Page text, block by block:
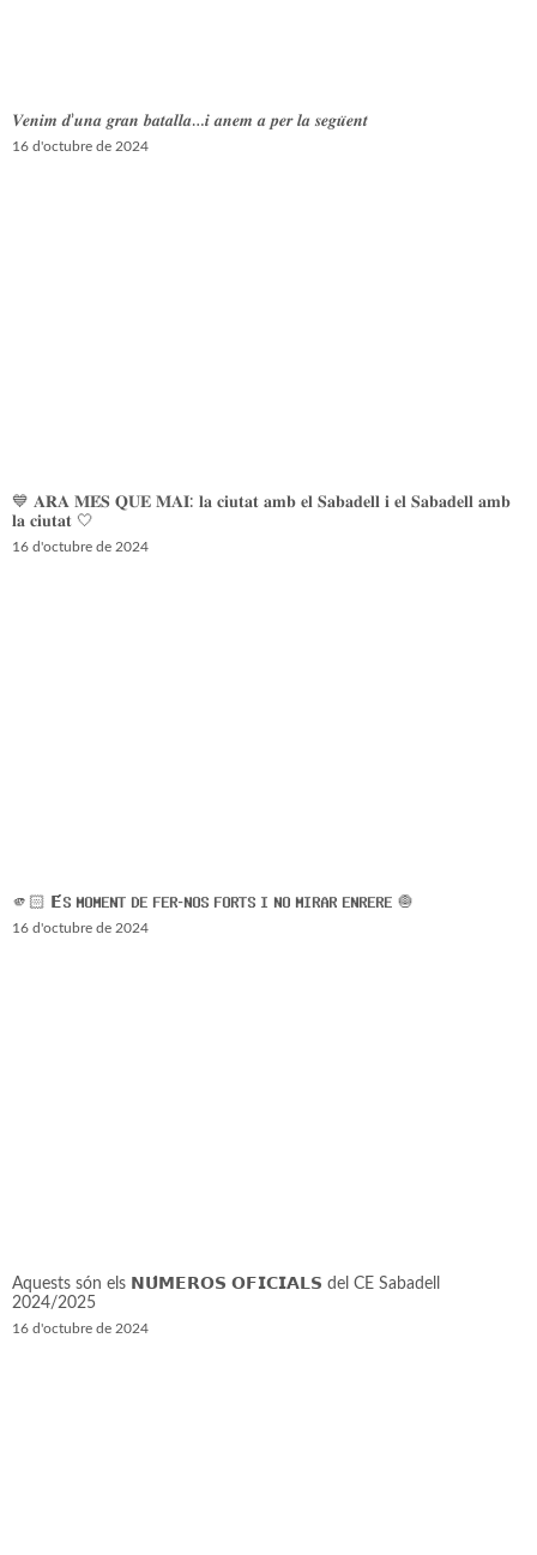
𝑽𝒆𝒏𝒊𝒎 𝒅’𝒖𝒏𝒂 𝒈𝒓𝒂𝒏 𝒃𝒂𝒕𝒂𝒍𝒍𝒂…𝒊 𝒂𝒏𝒆𝒎 𝒂 𝒑𝒆𝒓 𝒍𝒂 𝒔𝒆𝒈𝒖̈𝒆𝒏𝒕
16 d'octubre de 2024
💙 𝐀𝐑𝐀 𝐌𝐄́𝐒 𝐐𝐔𝐄 𝐌𝐀𝐈: 𝐥𝐚 𝐜𝐢𝐮𝐭𝐚𝐭 𝐚𝐦𝐛 𝐞𝐥 𝐒𝐚𝐛𝐚𝐝𝐞𝐥𝐥 𝐢 𝐞𝐥 𝐒𝐚𝐛𝐚𝐝𝐞𝐥𝐥 𝐚𝐦𝐛
𝐥𝐚 𝐜𝐢𝐮𝐭𝐚𝐭 🤍
16 d'octubre de 2024
🫵🏻 𝗘́𝗦 𝗠𝗢𝗠𝗘𝗡𝗧 𝗗𝗘 𝗙𝗘𝗥-𝗡𝗢𝗦 𝗙𝗢𝗥𝗧𝗦 𝗜 𝗡𝗢 𝗠𝗜𝗥𝗔𝗥 𝗘𝗡𝗥𝗘𝗥𝗘 🧅
16 d'octubre de 2024
Aquests són els 𝗡𝗨́𝗠𝗘𝗥𝗢𝗦 𝗢𝗙𝗜𝗖𝗜𝗔𝗟𝗦 del CE Sabadell
2024/2025
16 d'octubre de 2024